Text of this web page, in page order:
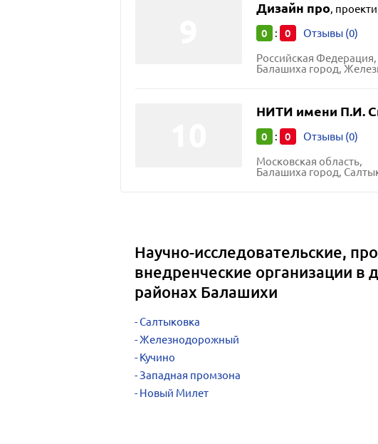
Дизайн про,
0 : 0 Отзывы (0)
Российская
Балашиха город,
НИТИ имени П.И.
0 : 0 Отзывы (0)
Московская область,
Балашиха город,
Научно-исследовательские,
внедренческие организации в
районах Балашихи
Салтыковка
Железнодорожный
Кучино
Западная промзона
Новый Милет